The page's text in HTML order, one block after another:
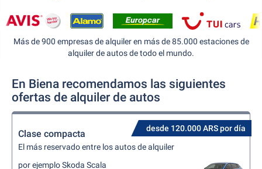
Más de 900 empresas de alquiler en más de 85.000 estaciones de
alquiler de autos de todo el mundo.
En Biena recomendamos las siguientes
ofertas de alquiler de autos
desde 120.000 ARS por día
Clase compacta
El más reservado entre los autos de alquiler
por ejemplo Skoda Scala